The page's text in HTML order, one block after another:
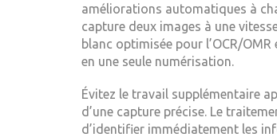
améliorations automatiques à
capture deux images à une
blanc optimisée pour l’OCR/
en une seule numérisation.
Évitez le travail supplémentaire
d’une capture précise. Le
d’identifier immédiatement les